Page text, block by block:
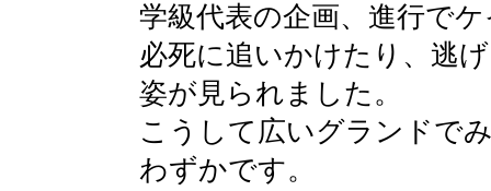
学級代表の企画、進行で
必死に追いかけたり、逃
姿が見られました。
こうして広いグランドで
わずかです。